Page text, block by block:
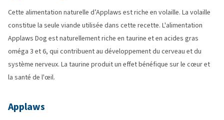
Cette alimentation naturelle d’Applaws est riche en volaille. La volaille
constitue la seule viande utilisée dans cette recette. L'alimentation
Applaws Dog est naturellement riche en taurine et en acides gras
oméga 3 et 6, qui contribuent au développement du cerveau et du
système nerveux. La taurine produit un effet bénéfique sur le cœur et
la santé de l'œil.
Applaws